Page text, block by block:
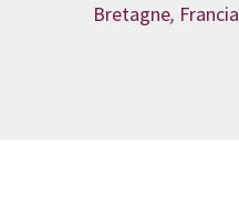
Bretagne, Francia